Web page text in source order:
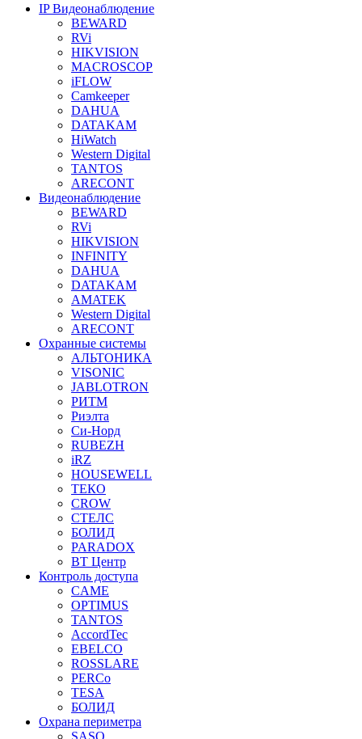
IP Видеонаблюдение
BEWARD
RVi
HIKVISION
MACROSCOP
iFLOW
Camkeeper
DAHUA
DATAKAM
HiWatch
Western Digital
TANTOS
ARECONT
Видеонаблюдение
BEWARD
RVi
HIKVISION
INFINITY
DAHUA
DATAKAM
AMATEK
Western Digital
ARECONT
Охранные системы
АЛЬТОНИКА
VISONIC
JABLOTRON
РИТМ
Риэлта
Си-Норд
RUBEZH
iRZ
HOUSEWELL
ТЕКО
CROW
СТЕЛС
БОЛИД
PARADOX
ВТ Центр
Контроль доступа
CAME
OPTIMUS
TANTOS
AccordTec
EBELCO
ROSSLARE
PERCo
TESA
БОЛИД
Охрана периметра
SASO